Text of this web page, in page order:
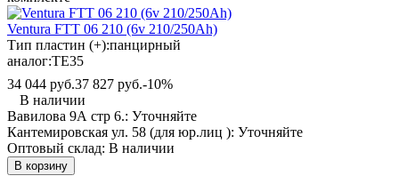
Ventura FТT 06 210 (6v 210/250Ah)
Тип пластин (+):панцирный
аналог:TE35
34 044 руб.37 827 руб.-10%
В наличии
Вавилова 9А стр 6.: Уточняйте
Кантемировская ул. 58 (для юр.лиц ): Уточняйте
Оптовый склад: В наличии
В корзину